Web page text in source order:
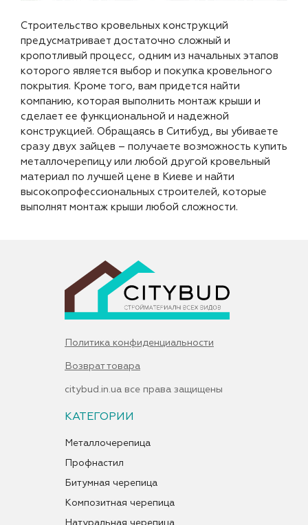
Строительство кровельных конструкций
предусматривает достаточно сложный и
кропотливый процесс, одним из начальных этапов
которого является выбор и покупка кровельного
покрытия. Кроме того, вам придется найти
компанию, которая выполнить монтаж крыши и
сделает ее функциональной и надежной
конструкцией. Обращаясь в Ситибуд, вы убиваете
сразу двух зайцев – получаете возможность купить
металлочерепицу или любой другой кровельный
материал по лучшей цене в Киеве и найти
высокопрофессиональных строителей, которые
выполнят монтаж крыши любой сложности.
Политика конфиденциальности
Возврат товара
citybud.in.ua все права защищены
КАТЕГОРИИ
Металлочерепица
Профнастил
Битумная черепица
Композитная черепица